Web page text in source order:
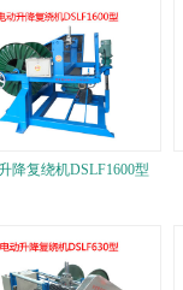
降复绕机DSLF1600型